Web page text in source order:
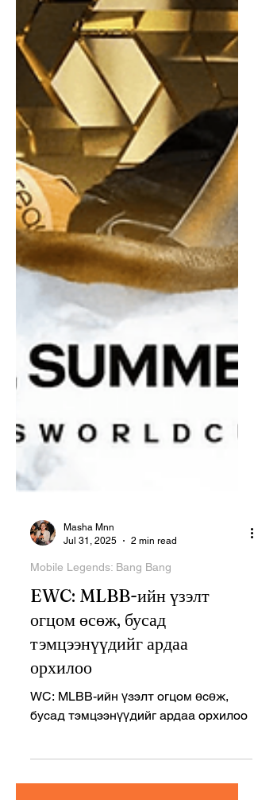
Masha Mnn
Jul 31, 2025
2 min read
Mobile Legends: Bang Bang
EWC: MLBB-ийн үзэлт
огцом өсөж, бусад
тэмцээнүүдийг ардаа
орхилоо